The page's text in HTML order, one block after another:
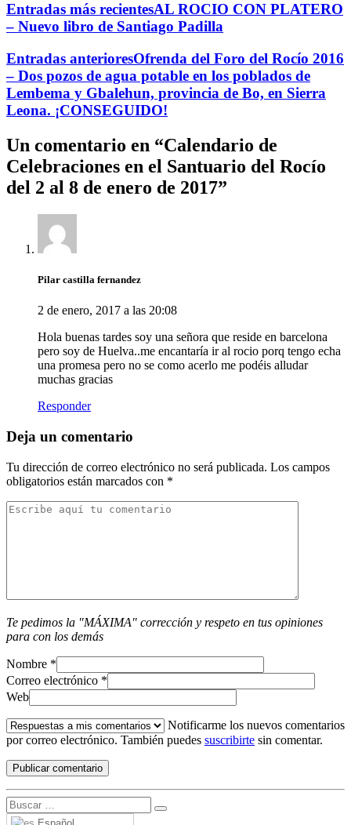
Entradas más recientesAL ROCIO CON PLATERO
– Nuevo libro de Santiago Padilla
Entradas anterioresOfrenda del Foro del Rocío 2016
– Dos pozos de agua potable en los poblados de
Lembema y Gbalehun, provincia de Bo, en Sierra
Leona. ¡CONSEGUIDO!
Un comentario en “Calendario de
Celebraciones en el Santuario del Rocío
del 2 al 8 de enero de 2017”
Pilar castilla fernandez
2 de enero, 2017 a las 20:08
Hola buenas tardes soy una señora que reside en barcelona
pero soy de Huelva..me encantaría ir al rocio porq tengo echa
una promesa pero no se como acerlo me podéis alludar
muchas gracias
Responder
Deja un comentario
Tu dirección de correo electrónico no será publicada. Los campos
obligatorios están marcados con *
Te pedimos la "MÁXIMA" corrección y respeto en tus opiniones
para con los demás
Nombre *
Correo electrónico *
Web
Notificarme los nuevos comentarios
por correo electrónico. También puedes suscribirte sin comentar.
Español